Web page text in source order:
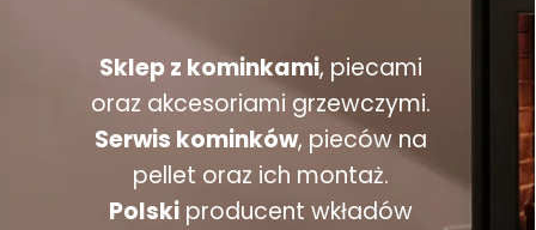
Sklep z kominkami, piecami
oraz akcesoriami grzewczymi.
Serwis kominków, pieców na
pellet oraz ich montaż.
Polskiproducent wkładów